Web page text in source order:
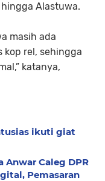
Alastuwa.
masih ada
kop rel, sehingga
katanya,
ikuti giat
Anwar Caleg DPR
Pemasaran